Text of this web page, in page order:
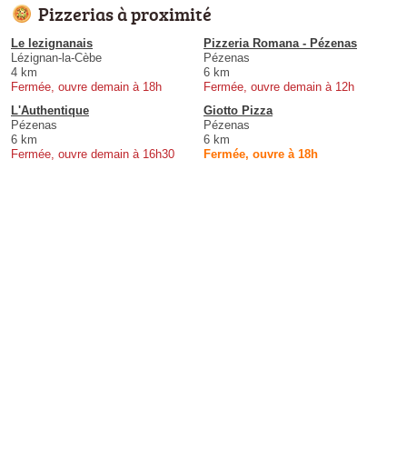
Pizzerias à proximité
Le lezignanais
Lézignan-la-Cèbe
4 km
Fermée, ouvre demain à 18h
Pizzeria Romana - Pézenas
Pézenas
6 km
Fermée, ouvre demain à 12h
L'Authentique
Pézenas
6 km
Fermée, ouvre demain à 16h30
Giotto Pizza
Pézenas
6 km
Fermée, ouvre à 18h